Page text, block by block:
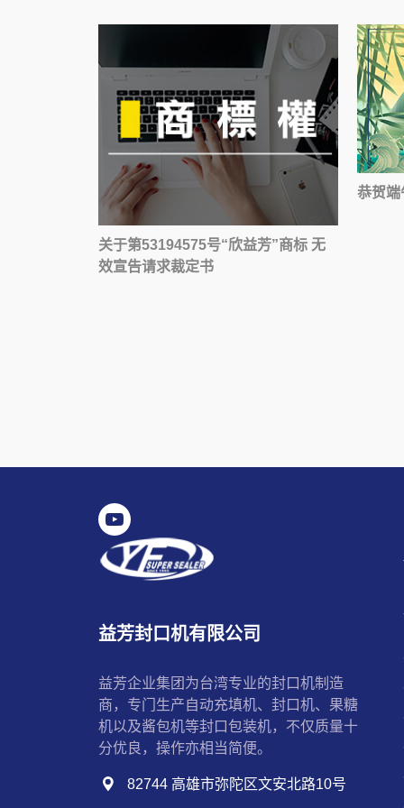
关于第53194575号“欣益芳”商标 无
效宣告请求裁定书
恭贺端
益芳封口机有限公司
益芳企业集团为台湾专业的封口机制造
商，专门生产自动充填机、封口机、果糖
机以及酱包机等封口包装机，不仅质量十
分优良，操作亦相当简便。
82744 高雄市弥陀区文安北路10号